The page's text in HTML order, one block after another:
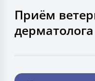
Приём
дерматолога